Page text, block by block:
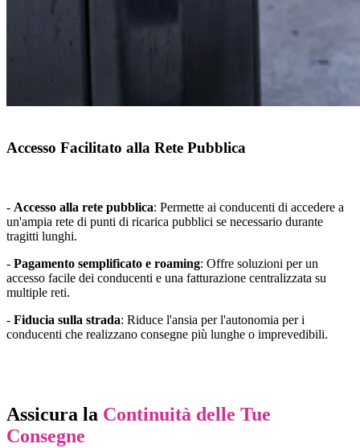
Accesso Facilitato alla Rete Pubblica
- Accesso alla rete pubblica: Permette ai conducenti di accedere a
un'ampia rete di punti di ricarica pubblici se necessario durante
tragitti lunghi.
- Pagamento semplificato e roaming: Offre soluzioni per un
accesso facile dei conducenti e una fatturazione centralizzata su
multiple reti.
- Fiducia sulla strada: Riduce l'ansia per l'autonomia per i
conducenti che realizzano consegne più lunghe o imprevedibili.
Assicura la Continuità delle Tue
Consegne